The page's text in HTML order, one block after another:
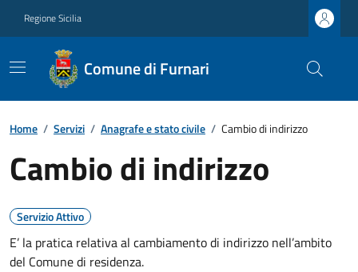
Regione Sicilia
Comune di Furnari
Home / Servizi / Anagrafe e stato civile / Cambio di indirizzo
Cambio di indirizzo
Servizio Attivo
E’ la pratica relativa al cambiamento di indirizzo nell’ambito
del Comune di residenza.